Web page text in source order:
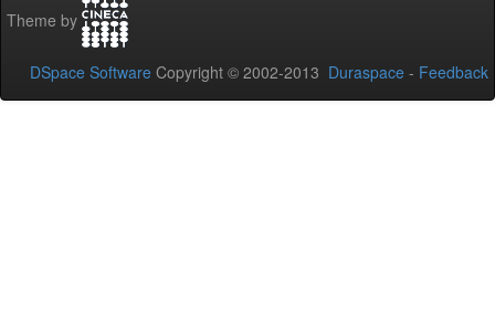
Theme by
DSpace Software Copyright © 2002-2013 Duraspace - Feedback